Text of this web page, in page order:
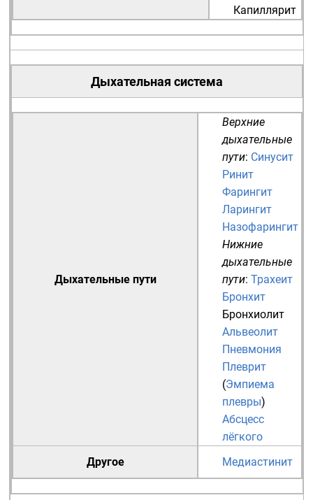
Капиллярит
Дыхательная система
Дыхательные пути
Верхние
дыхательные
пути: Синусит
Ринит
Фарингит
Ларингит
Назофарингит
Нижние
дыхательные
пути: Трахеит
Бронхит
Бронхиолит
Альвеолит
Пневмония
Плеврит
(Эмпиема
плевры)
Абсцесс
лёгкого
Другое
Медиастинит